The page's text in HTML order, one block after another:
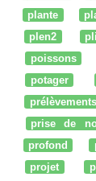
plante
plen2
poissons
potager
prélèvements
prise de
profond
projet